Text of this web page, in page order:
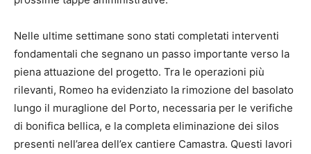
Nelle ultime settimane sono stati completati interventi
fondamentali che segnano un passo importante verso la
piena attuazione del progetto. Tra le operazioni più
rilevanti, Romeo ha evidenziato la rimozione del basolato
lungo il muraglione del Porto, necessaria per le verifiche
di bonifica bellica, e la completa eliminazione dei silos
presenti nell’area dell’ex cantiere Camastra. Questi lavori